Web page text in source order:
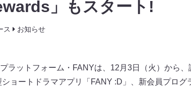
」もスタート!
ス お知らせ
ラットフォーム・FANYは、12月3日（火）から
ショートドラマアプリ「FANY :D」、新会員プログ